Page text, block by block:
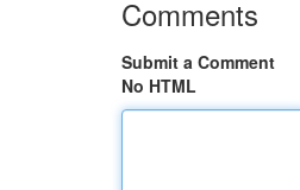
Comments
Submit a Comment
No HTML